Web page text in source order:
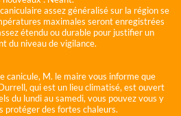
assez généralisé sur la région se
maximales seront enregistrées
étendu ou durable pour justifier un
du niveau de vigilance.
canicule, M. le maire vous informe que
qui est un lieu climatisé, est ouvert
du lundi au samedi, vous pouvez vous y
protéger des fortes chaleurs.